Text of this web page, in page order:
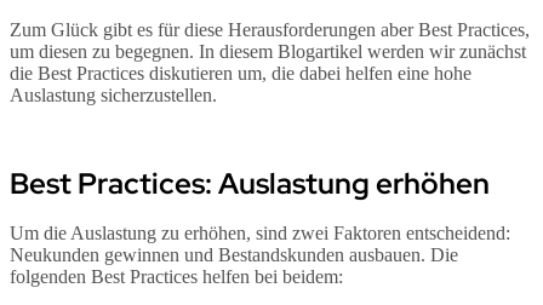
Zum Glück gibt es für diese Herausforderungen aber Best Practices,
um diesen zu begegnen. In diesem Blogartikel werden wir zunächst
die Best Practices diskutieren um, die dabei helfen eine hohe
Auslastung sicherzustellen.
Best Practices: Auslastung erhöhen
Um die Auslastung zu erhöhen, sind zwei Faktoren entscheidend:
Neukunden gewinnen und Bestandskunden ausbauen. Die
folgenden Best Practices helfen bei beidem: